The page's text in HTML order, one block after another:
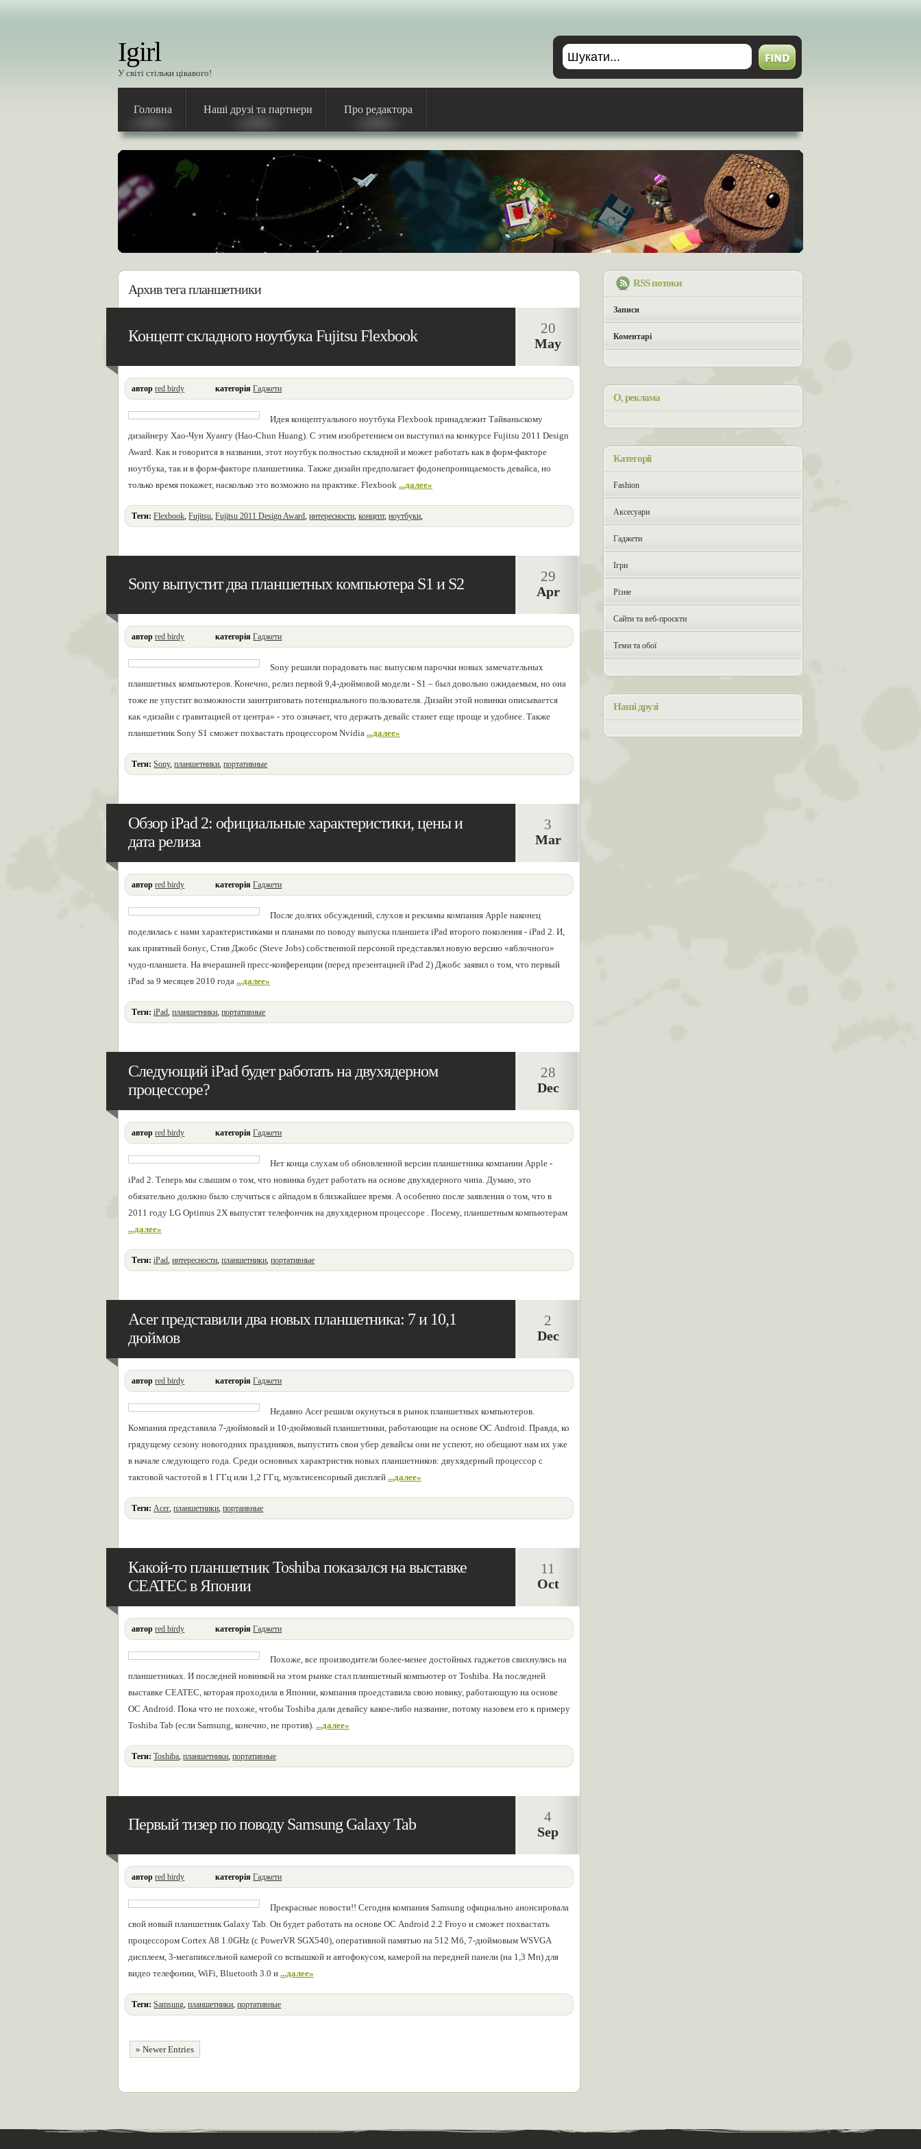
Igirl
У світі стільки цікавого!
Головна Наші друзі та партнери Про редактора
Архив тега планшетники
Концепт складного ноутбука Fujitsu Flexbook 20
May
автор red birdy категорія Гаджети
Идея концептуального ноутбука Flexbook принадлежит Тайваньскому
дизайнеру Хао-Чун Хуангу (Hao-Chun Huang). С этим изобретением он выступил на конкурсе Fujitsu 2011 Design
Award. Как и говорится в названии, этот ноутбук полностью складной и может работать как в форм-факторе
ноутбука, так и в форм-факторе планшетника. Также дизайн предполагает фодонепроницаемость девайса, но
только время покажет, насколько это возможно на практике. Flexbook ...далее»
Теги: Flexbook,Fujitsu,Fujitsu 2011 Design Award,интересности,концепт,ноутбуки,
Sony выпустит два планшетных компьютера S1 и S2 29
Apr
автор red birdy категорія Гаджети
Sony решили порадовать нас выпуском парочки новых замечательных
планшетных компьютеров. Конечно, релиз первой 9,4-дюймовой модели - S1 – был довольно ожидаемым, но она
тоже не упустит возможности заинтриговать потенциального пользователя. Дизайн этой новинки описывается
как «дизайн с гравитацией от центра» - это означает, что держать девайс станет еще проще и удобнее. Также
планшетник Sony S1 сможет похвастать процессором Nvidia ...далее»
Теги: Sony,планшетники,портативные
Обзор iPad 2: официальные характеристики, цены и
дата релиза
3
Mar
автор red birdy категорія Гаджети
После долгих обсуждений, слухов и рекламы компания Apple наконец
поделилась с нами характеристиками и планами по поводу выпуска планшета iPad второго поколения - iPad 2. И,
как приятный бонус, Стив Джобс (Steve Jobs) собственной персоной представлял новую версию «яблочного»
чудо-планшета. На вчерашней пресс-конференции (перед презентацией iPad 2) Джобс заявил о том, что первый
iPad за 9 месяцев 2010 года ...далее»
Теги: iPad,планшетники,портативные
Следующий iPad будет работать на двухядерном
процессоре?
28
Dec
автор red birdy категорія Гаджети
Нет конца слухам об обновленной версии планшетника компании Apple -
iPad 2. Теперь мы слышим о том, что новинка будет работать на основе двухядерного чипа. Думаю, это
обязательно должно было случиться с айпадом в близжайшее время. А особенно после заявления о том, что в
2011 году LG Optimus 2X выпустят телефончик на двухядерном процессоре . Посему, планшетным компьютерам
...далее»
Теги: iPad,интересности,планшетники,портативные
Acer представили два новых планшетника: 7 и 10,1
дюймов
2
Dec
автор red birdy категорія Гаджети
Недавно Acer решили окунуться в рынок планшетных компьютеров.
Компания представила 7-дюймовый и 10-дюймовый планшетники, работающие на основе ОС Android. Правда, ко
грядущему сезону новогодних праздников, выпустить свои убер девайсы они не успеют, но обещают нам их уже
в начале следующего года. Среди основных характристик новых планшетников: двухядерный процессор с
тактовой частотой в 1 ГГц или 1,2 ГГц, мультисенсорный дисплей ...далее»
Теги: Acer,планшетники,портаивные
Какой-то планшетник Toshiba показался на выставке
CEATEC в Японии
11
Oct
автор red birdy категорія Гаджети
Похоже, все производители более-менее достойных гаджетов свихнулись на
планшетниках. И последней новинкой на этом рынке стал планшетный компьютер от Toshiba. На последней
выставке CEATEC, которая проходила в Японии, компания проедставила свою новику, работающую на основе
ОС Android. Пока что не похоже, чтобы Toshiba дали девайсу какое-либо название, потому назовем его к примеру
Toshiba Tab (если Samsung, конечно, не против). ...далее»
Теги: Toshiba,планшетники,портативные
Первый тизер по поводу Samsung Galaxy Tab 4
Sep
автор red birdy категорія Гаджети
Прекрасные новости!! Сегодня компания Samsung официально анонсировала
свой новый планшетник Galaxy Tab. Он будет работать на основе ОС Android 2.2 Froyo и сможет похвастать
процессором Cortex A8 1.0GHz (с PowerVR SGX540), оперативной памятью на 512 Мб, 7-дюймовым WSVGA
дисплеем, 3-мегапиксельной камерой со вспышкой и автофокусом, камерой на передней панели (на 1,3 Мп) для
видео телефонии, WiFi, Bluetooth 3.0 и ...далее»
Теги: Samsung,планшетники,портативные
» Newer Entries
RSS потоки
Записи
Коментарі
О, реклама
Категорії
Fashion
Аксесуари
Гаджети
Ігри
Різне
Сайти та веб-проєкти
Теми та обої
Наші друзі